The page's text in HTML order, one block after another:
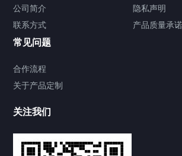
公司简介
联系方式
隐私声明
产品质量承诺
常见问题
合作流程
关于产品定制
关注我们